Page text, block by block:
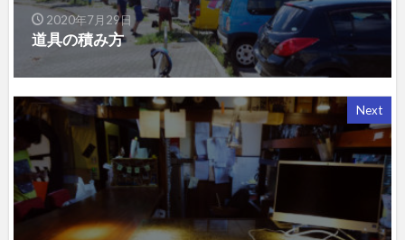
2020年7月29日
道具の積み方
Next